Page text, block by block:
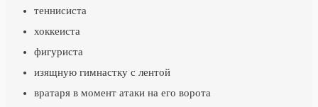
теннисиста
хоккеиста
фигуриста
изящную гимнастку с лентой
вратаря в момент атаки на его ворота